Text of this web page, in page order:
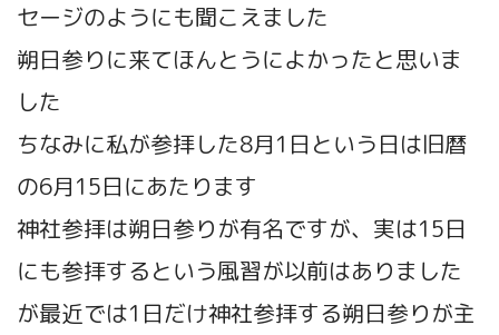
セージのようにも聞こえました
朔日参りに来てほんとうによかったと思いま
した
ちなみに私が参拝した8月1日という日は旧暦
の6月15日にあたります
神社参拝は朔日参りが有名ですが、実は15日
にも参拝するという風習が以前はありました
が最近では1日だけ神社参拝する朔日参りが主